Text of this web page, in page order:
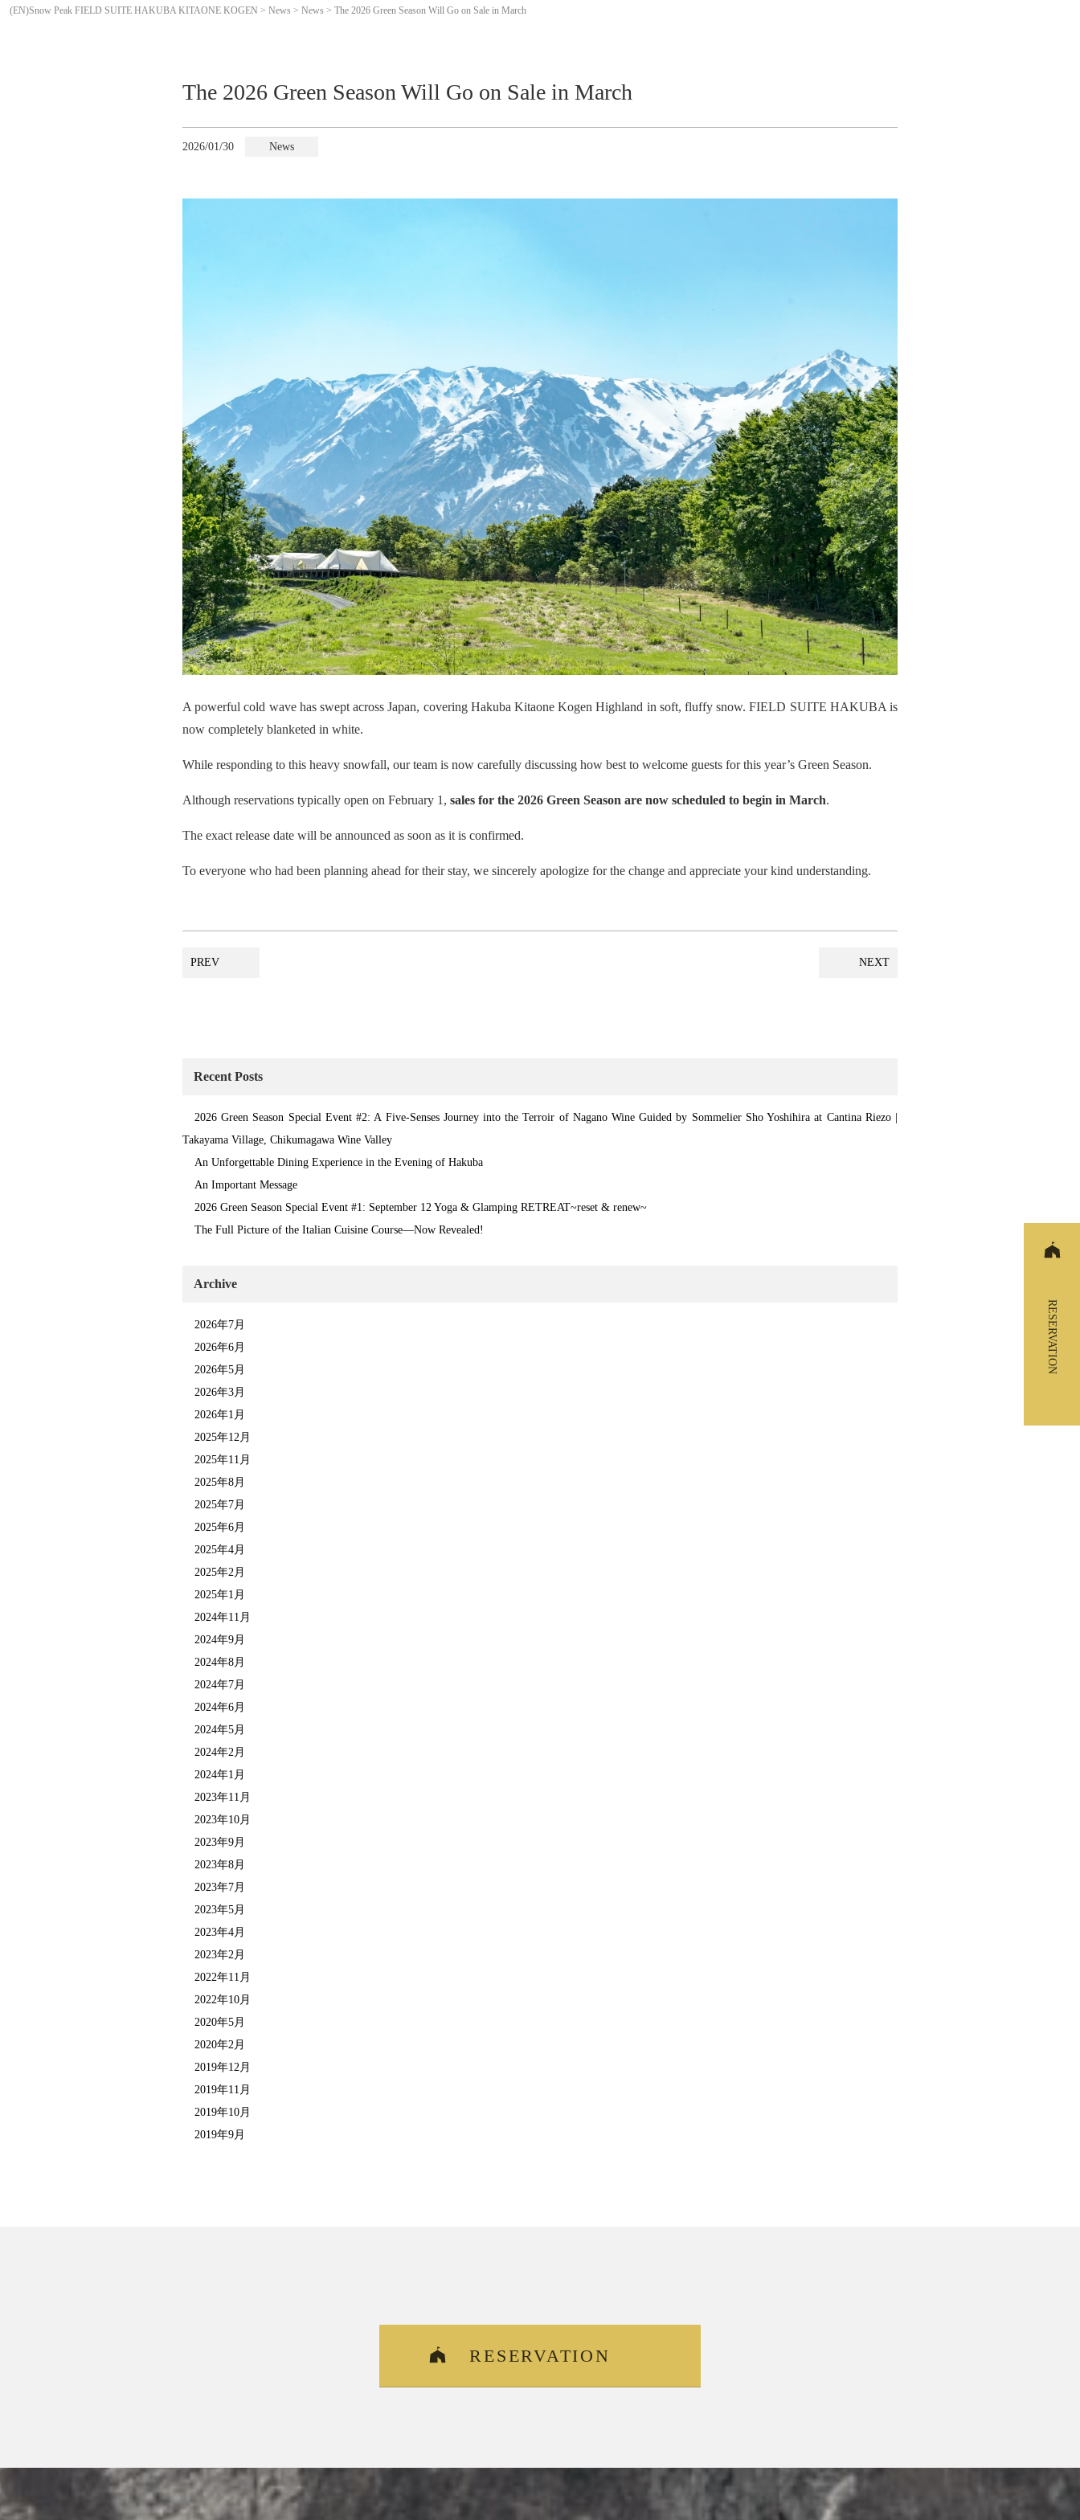
(EN)Snow Peak FIELD SUITE HAKUBA KITAONE KOGEN > News > News > The 2026 Green Season Will Go on Sale in March
The 2026 Green Season Will Go on Sale in March
2026/01/30 News
A powerful cold wave has swept across Japan, covering Hakuba Kitaone Kogen Highland in soft, fluffy snow. FIELD SUITE HAKUBA is
now completely blanketed in white.
While responding to this heavy snowfall, our team is now carefully discussing how best to welcome guests for this year’s Green Season.
Although reservations typically open on February 1, sales for the 2026 Green Season are now scheduled to begin in March.
The exact release date will be announced as soon as it is confirmed.
To everyone who had been planning ahead for their stay, we sincerely apologize for the change and appreciate your kind understanding.
PREV NEXT
Recent Posts
2026 Green Season Special Event #2: A Five-Senses Journey into the Terroir of Nagano Wine Guided by Sommelier Sho Yoshihira at Cantina Riezo |
Takayama Village, Chikumagawa Wine Valley
An Unforgettable Dining Experience in the Evening of Hakuba
An Important Message
2026 Green Season Special Event #1: September 12 Yoga & Glamping RETREAT~reset & renew~
The Full Picture of the Italian Cuisine Course—Now Revealed!
Archive
2026年7月
2026年6月
2026年5月
2026年3月
2026年1月
2025年12月
2025年11月
2025年8月
2025年7月
2025年6月
2025年4月
2025年2月
2025年1月
2024年11月
2024年9月
2024年8月
2024年7月
2024年6月
2024年5月
2024年2月
2024年1月
2023年11月
2023年10月
2023年9月
2023年8月
2023年7月
2023年5月
2023年4月
2023年2月
2022年11月
2022年10月
2020年5月
2020年2月
2019年12月
2019年11月
2019年10月
2019年9月
RESERVATION
RESERVATION